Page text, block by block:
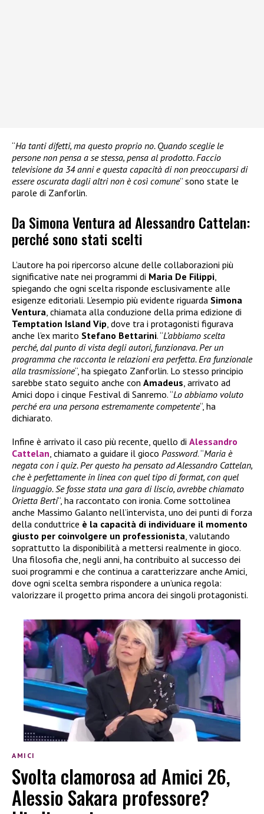
“Ha tanti difetti, ma questo proprio no. Quando sceglie le
persone non pensa a se stessa, pensa al prodotto. Faccio
televisione da 34 anni e questa capacità di non preoccuparsi di
essere oscurata dagli altri non è così comune” sono state le
parole di Zanforlin.
Da Simona Ventura ad Alessandro Cattelan:
perché sono stati scelti
L’autore ha poi ripercorso alcune delle collaborazioni più
significative nate nei programmi di Maria De Filippi,
spiegando che ogni scelta risponde esclusivamente alle
esigenze editoriali. L’esempio più evidente riguarda Simona
Ventura, chiamata alla conduzione della prima edizione di
Temptation Island Vip, dove tra i protagonisti figurava
anche l’ex marito Stefano Bettarini. “L’abbiamo scelta
perché, dal punto di vista degli autori, funzionava. Per un
programma che racconta le relazioni era perfetta. Era funzionale
alla trasmissione“, ha spiegato Zanforlin. Lo stesso principio
sarebbe stato seguito anche con Amadeus, arrivato ad
Amici dopo i cinque Festival di Sanremo. “Lo abbiamo voluto
perché era una persona estremamente competente“, ha
dichiarato.
Infine è arrivato il caso più recente, quello di Alessandro
Cattelan, chiamato a guidare il gioco Password. “Maria è
negata con i quiz. Per questo ha pensato ad Alessandro Cattelan,
che è perfettamente in linea con quel tipo di format, con quel
linguaggio. Se fosse stata una gara di liscio, avrebbe chiamato
Orietta Berti“, ha raccontato con ironia. Come sottolinea
anche Massimo Galanto nell’intervista, uno dei punti di forza
della conduttrice è la capacità di individuare il momento
giusto per coinvolgere un professionista, valutando
soprattutto la disponibilità a mettersi realmente in gioco.
Una filosofia che, negli anni, ha contribuito al successo dei
suoi programmi e che continua a caratterizzare anche Amici,
dove ogni scelta sembra rispondere a un’unica regola:
valorizzare il progetto prima ancora dei singoli protagonisti.
AMICI
Svolta clamorosa ad Amici 26,
Alessio Sakara professore?